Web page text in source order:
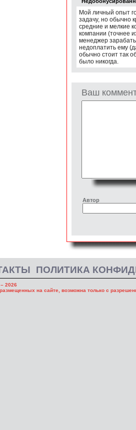
Мой личный опыт
задачу, но обычно
средние и мелкие
компании (точнее
менеджер
недоплатить ему
обычно стоит так
было никогда.
Ваш
Автор
ПОЛИТИКА
2026
на сайте, возможна только с